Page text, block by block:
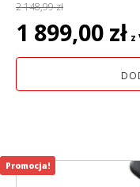
2 148,99zł
Pierwotna
cena
wynosiła:
1 899,00 zł
1
z
Promocja!